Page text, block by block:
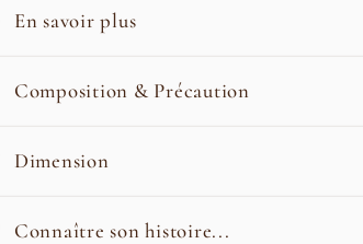
En savoir plus
Composition & Précaution
Dimension
Connaître son histoire...